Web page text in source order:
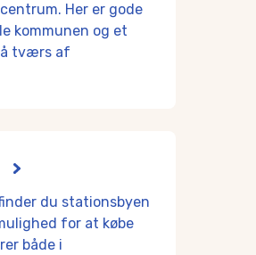
Her er gode
kommunen og et
tværs af
du stationsbyen
for at købe
både i
økologiske gård Nørregård.
ungdomsliv på tværs af